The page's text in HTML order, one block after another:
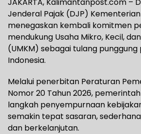
Jenderal Pajak (DJP)
menegaskan kembali komitmen
mendukung Usaha Mikro, Kecil,
(UMKM) sebagai tulang
Indonesia.
Melalui penerbitan Peraturan
Nomor 20 Tahun 2026,
langkah penyempurnaan
semakin tepat sasaran,
dan berkelanjutan.